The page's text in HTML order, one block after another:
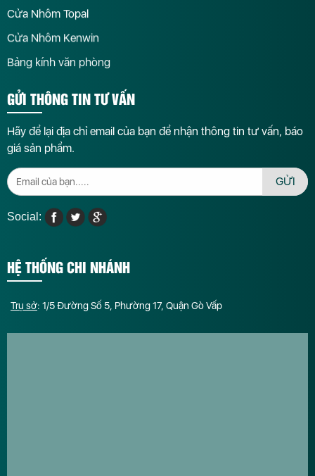
Cửa Nhôm Topal
Cửa Nhôm Kenwin
Bảng kính văn phòng
GỬI THÔNG TIN TƯ VẤN
Hãy để lại địa chỉ email của bạn để nhận thông tin tư vấn, báo
giá sản phẩm.
GỬI
Social:
HỆ THỐNG CHI NHÁNH
Trụ sở: 1/5 Đường Số 5, Phường 17, Quận Gò Vấp